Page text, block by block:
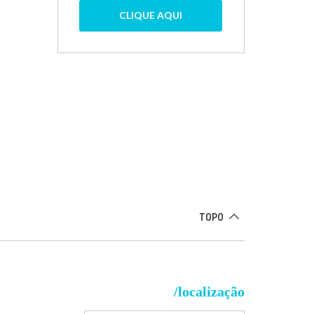
CLIQUE AQUI
TOPO
/localização